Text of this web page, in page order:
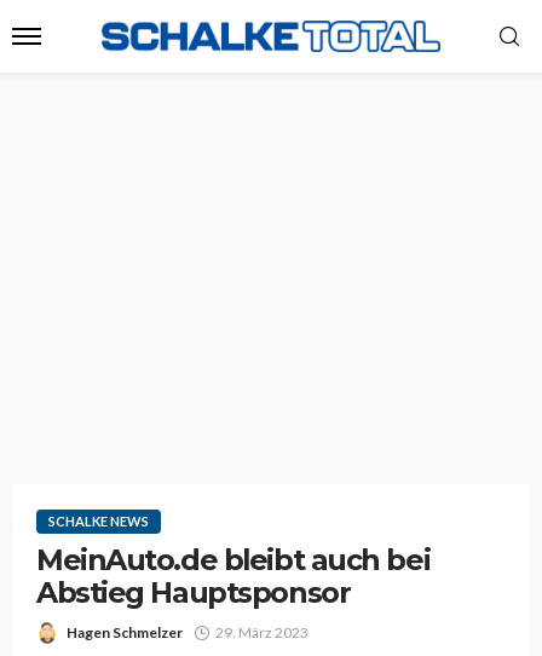
SCHALKE NEWS
MeinAuto.de bleibt auch bei
Abstieg Hauptsponsor
Hagen Schmelzer 29. März 2023